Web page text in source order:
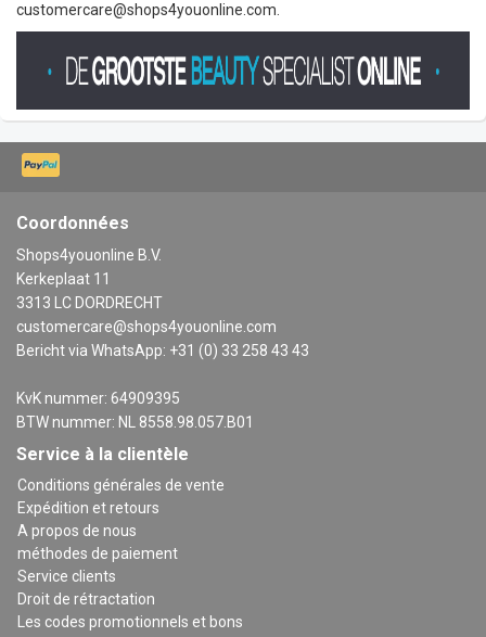
customercare@shops4youonline.com.
Coordonnées
Shops4youonline B.V.
Kerkeplaat 11
3313 LC DORDRECHT
customercare@shops4youonline.com
Bericht via WhatsApp: +31 (0) 33 258 43 43
KvK nummer: 64909395
BTW nummer: NL 8558.98.057.B01
Service à la clientèle
Conditions générales de vente
Expédition et retours
A propos de nous
méthodes de paiement
Service clients
Droit de rétractation
Les codes promotionnels et bons